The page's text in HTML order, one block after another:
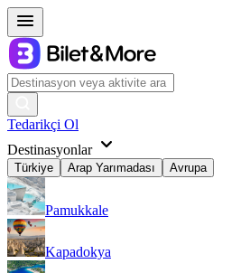
Tedarikçi Ol
Destinasyonlar
Türkiye Arap Yarımadası Avrupa
Pamukkale
Kapadokya